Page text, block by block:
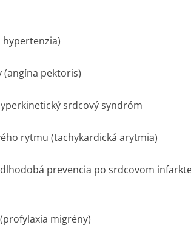
hypertenzia)
pektoris)
srdcový syndróm
rytmu (tachykardická arytmia)
prevencia po srdcovom
migrény)